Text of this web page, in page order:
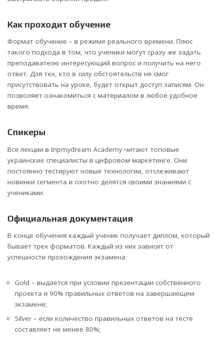
Как проходит обучение
Формат обучение – в режиме реального времени. Плюс
такого подхода в том, что ученики могут сразу же задать
преподавателю интересующий вопрос и получить на него
ответ. Для тех, кто в силу обстоятельств не смог
присутствовать на уроке, будет открыт доступ записям. Он
позволяет ознакомиться с материалом в любое удобное
время.
Спикеры
Все лекции в tripmydream Academy читают топовые
украинские специалисты в цифровом маркетинге. Они
постоянно тестируют новые технологии, отслеживают
новинки сегмента и охотно делятся своими знаниями с
учениками.
Официальная документация
В конце обучения каждый ученик получает диплом, который
бывает трех форматов. Каждый из них зависит от
успешности прохождения экзамена:
Gold – выдается при условии презентации собственного
проекта и 90% правильных ответов на завершающем
экзамене;
Silver – если количество правильных ответов на тесте
составляет не менее 80%;